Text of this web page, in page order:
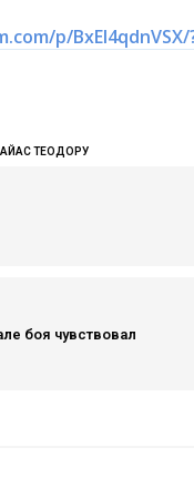
p/
ТЕОДОРУ
боя чувствовал